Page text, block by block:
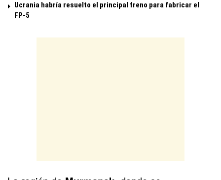
Ucrania habría resuelto el principal freno para fabricar el
FP-5